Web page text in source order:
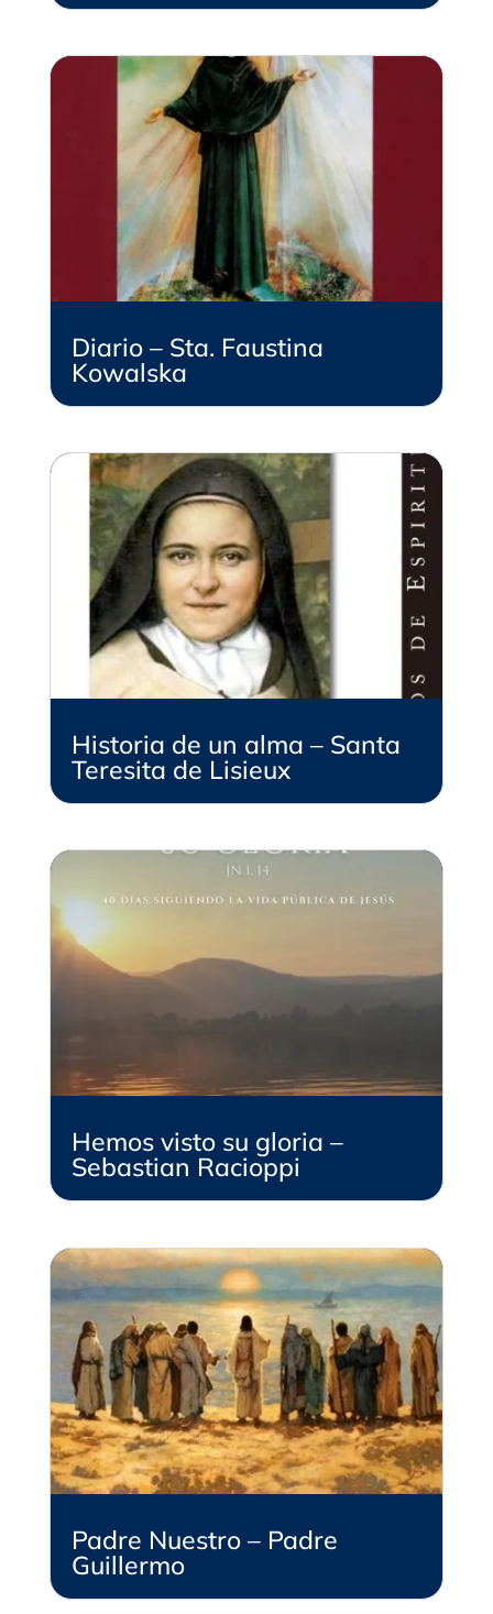
Diario – Sta. Faustina
Kowalska
Historia de un alma – Santa
Teresita de Lisieux
Hemos visto su gloria –
Sebastian Racioppi
Padre Nuestro – Padre
Guillermo